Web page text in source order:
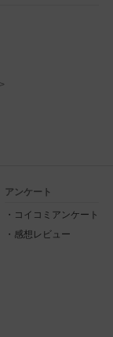
アンケート
コイコミアンケート
感想レビュー